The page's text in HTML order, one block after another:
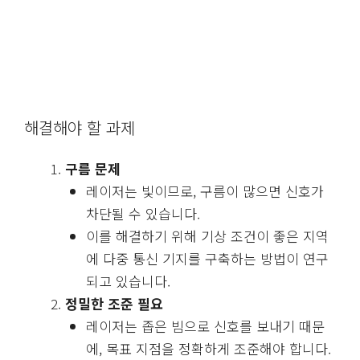
해결해야 할 과제
구름 문제
레이저는 빛이므로, 구름이 많으면 신호가
차단될 수 있습니다.
이를 해결하기 위해 기상 조건이 좋은 지역
에 다중 통신 기지를 구축하는 방법이 연구
되고 있습니다.
정밀한 조준 필요
레이저는 좁은 빔으로 신호를 보내기 때문
에, 목표 지점을 정확하게 조준해야 합니다.